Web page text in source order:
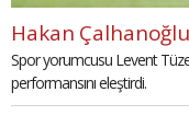
Spor yorumcusu Levent
performansını eleştirdi.